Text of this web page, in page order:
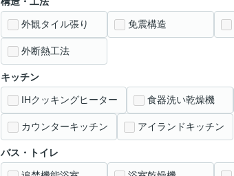
外観タイル張り 免震構造
外断熱工法
キッチン
IHクッキングヒーター 食器洗い乾燥機
カウンターキッチン アイランドキッチン
バス・トイレ